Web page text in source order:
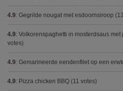
4.9: Gegrilde nougat met esdoornsiroop
4.9: Volkorenspaghetti in mosterdsaus met
votes)
4.9: Gemarineerde eendenfilet op een
4.9: Pizza chicken BBQ (11 votes)